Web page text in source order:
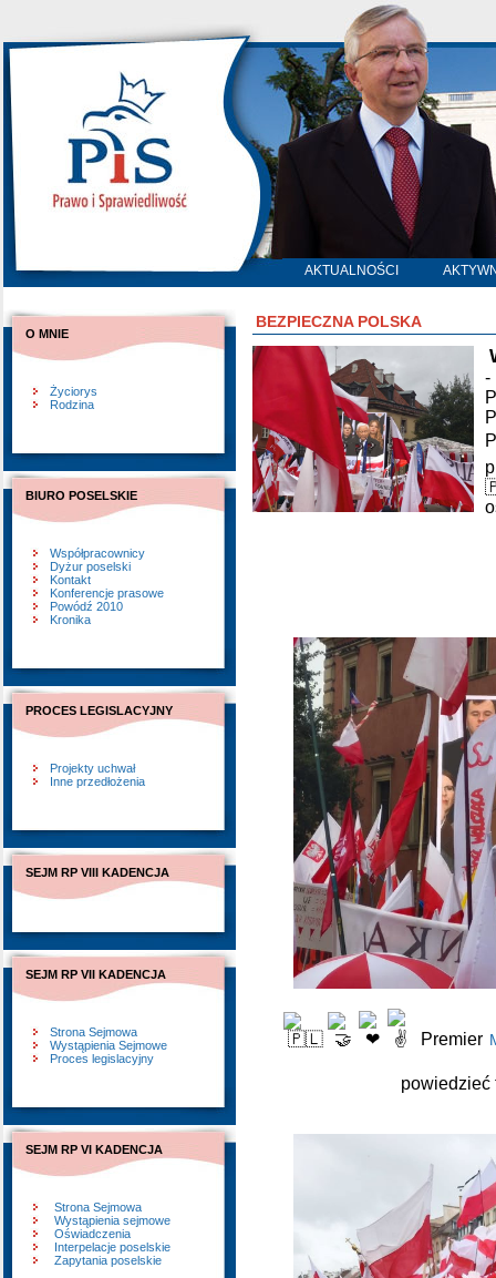
AKTUALNOŚCI
O MNIE
Życiorys
Rodzina
BIURO POSELSKIE
Współpracownicy
Dyżur poselski
Kontakt
Konferencje prasowe
Powódź 2010
Kronika
PROCES LEGISLACYJNY
Projekty uchwał
Inne przedłożenia
SEJM RP VIII KADENCJA
SEJM RP VII KADENCJA
Strona Sejmowa
Wystąpienia Sejmowe
Proces legislacyjny
SEJM RP VI KADENCJA
Strona Sejmowa
Wystąpienia sejmowe
Oświadczenia
Interpelacje poselskie
Zapytania poselskie
BEZPIECZNA POLSKA
-
Premier
powiedzieć